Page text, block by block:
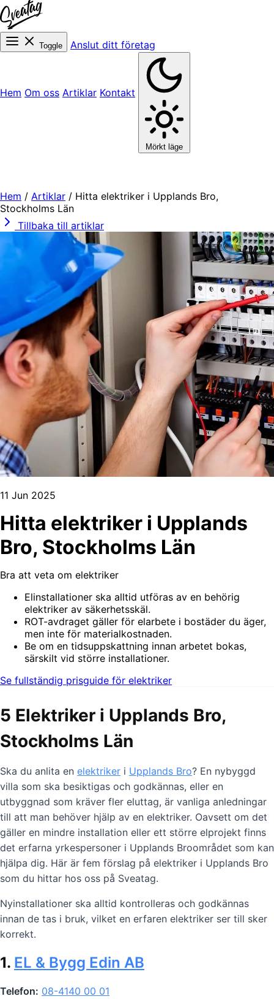
Toggle Anslut ditt företag
Hem Om oss Artiklar Kontakt
Mörkt läge
Hem / Artiklar / Hitta elektriker i Upplands Bro,
Stockholms Län
Tillbaka till artiklar
11 Jun 2025
Hitta elektriker i Upplands
Bro, Stockholms Län
Bra att veta om elektriker
Elinstallationer ska alltid utföras av en behörig
elektriker av säkerhetsskäl.
ROT-avdraget gäller för elarbete i bostäder du äger,
men inte för materialkostnaden.
Be om en tidsuppskattning innan arbetet bokas,
särskilt vid större installationer.
Se fullständig prisguide för elektriker
5 Elektriker i Upplands Bro,
Stockholms Län
Ska du anlita en elektriker i Upplands Bro? En nybyggd
villa som ska besiktigas och godkännas, eller en
utbyggnad som kräver fler eluttag, är vanliga anledningar
till att man behöver hjälp av en elektriker. Oavsett om det
gäller en mindre installation eller ett större elprojekt finns
det erfarna yrkespersoner i Upplands Broområdet som kan
hjälpa dig. Här är fem förslag på elektriker i Upplands Bro
som du hittar hos oss på Sveatag.
Nyinstallationer ska alltid kontrolleras och godkännas
innan de tas i bruk, vilket en erfaren elektriker ser till sker
korrekt.
1. EL & Bygg Edin AB
Telefon: 08-4140 00 01